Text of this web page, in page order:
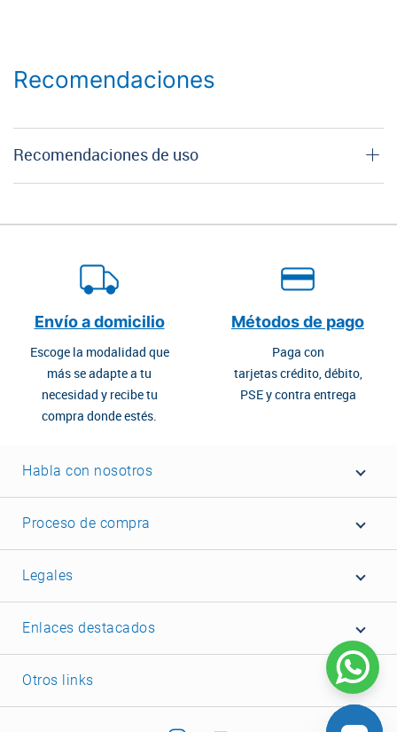
Recomendaciones
Recomendaciones de uso
Envío a domicilio
Escoge la modalidad que
más se adapte a tu
necesidad y recibe tu
compra donde estés.
Métodos de pago
Paga con
tarjetas crédito, débito,
PSE y contra entrega
Habla con nosotros
Proceso de compra
Legales
Enlaces destacados
Otros links